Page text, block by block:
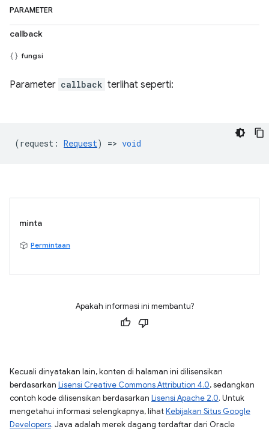
PARAMETER
callback
fungsi
Parameter callback terlihat seperti:
(request : Request) => void
minta
Permintaan
Apakah informasi ini membantu?
Kecuali dinyatakan lain, konten di halaman ini dilisensikan
berdasarkan Lisensi Creative Commons Attribution 4.0, sedangkan
contoh kode dilisensikan berdasarkan Lisensi Apache 2.0. Untuk
mengetahui informasi selengkapnya, lihatKebijakan Situs Google
Developers. Java adalah merek dagang terdaftar dari Oracle